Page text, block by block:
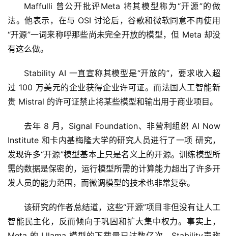
Maffulli 曾公开批评Meta 将其模型称为“开源”的做
法。他表示，在与 OSI 讨论后，谷歌和微软同意不再使用
“开源”一词来称呼那些尚未完全开放的模型，但 Meta 却没
有这么做。
Stability AI 一直宣称其模型是“开放的”，要求收入超
过 100 万美元的企业获得企业许可证。而法国人工智能新
贵 Mistral 的许可证禁止将某些模型和输出用于商业项目。
去年 8 月，Signal Foundation、非营利组织 AI Now
Institute 和卡内基梅隆大学的研究人员进行了一项 研究，
发现许多“开源”模型基本上只是名义上的开源。训练模型所
需的数据是保密的，运行模型所需的计算能力超出了许多开
发人员的能力范围，而微调模型的技术也非常复杂。
该研究的作者总结道，这些“开源”项目非但没有让人工
智能民主化，反而倾向于巩固和扩大集中权力。事实上，